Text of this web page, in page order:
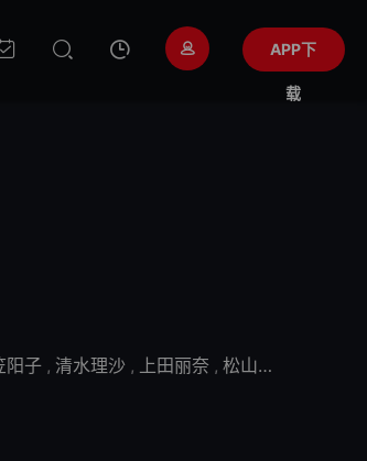
APP下
载
阳子 , 清水理沙 , 上田丽奈 , 松山鹰志